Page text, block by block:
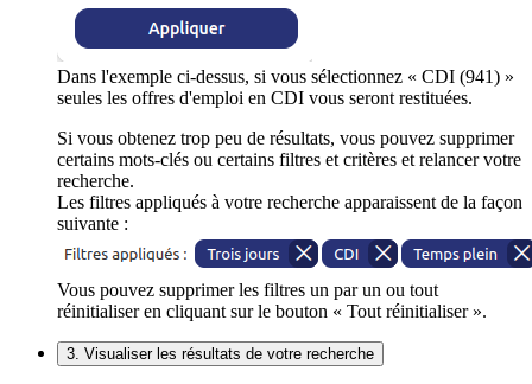
Dans l'exemple ci-dessus, si vous sélectionnez « CDI (941) »
seules les offres d'emploi en CDI vous seront restituées.
Si vous obtenez trop peu de résultats, vous pouvez supprimer
certains mots-clés ou certains filtres et critères et relancer votre
recherche.
Les filtres appliqués à votre recherche apparaissent de la façon
suivante :
Vous pouvez supprimer les filtres un par un ou tout
réinitialiser en cliquant sur le bouton « Tout réinitialiser ».
3. Visualiser les résultats de votre recherche